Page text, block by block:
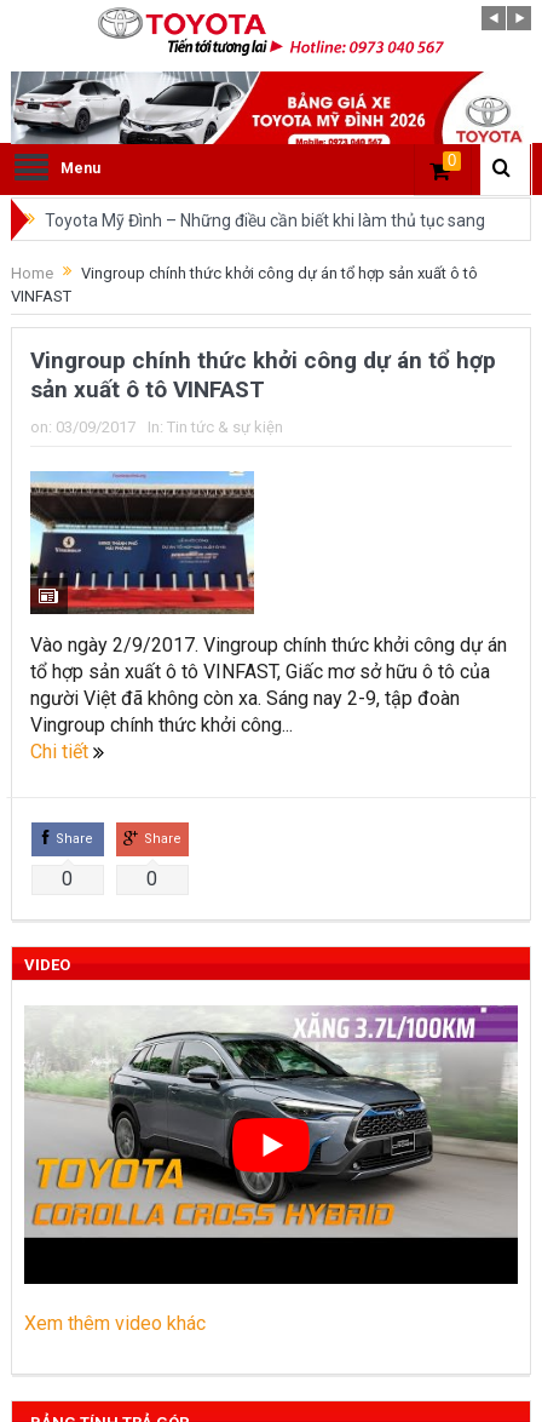
Menu 0
Toyota Mỹ Đình – Những điều cần biết khi làm thủ tục sang
tên ô tô trong cùng tỉnh.
So sánh Toyota Veloz Cross và Toyota Innova: Nên chọn xe
nào?
Đánh giá tổng quan về xe Toyota Veloz Cross 2022 HOT
nhất trên thị trường.
Những dòng xe của Toyota đang chiếm lĩnh tại thị trường
Việt Nam?
Toyota Việt Nam chính thức ra mắt Toyota Fortuner 2022 và
Land cruiser 2022 phiên bản mới
Toyota Raize phân khúc SUV cỡ nhỏ mới hứa hẹn nhiều đột
phá
“Bật mí” những thay đổi của Toyota Land Cruiser 2021 vừa
Những dòng xe Toyota đang phổ biến nhất trên thị trường
Việt Nam hiện nay.
Lựa chọn Toyota Corolla Cross hay Mazda CX-5 trong phân
khúc C – SUV?
Những thay đổi trên dòng xe Vios 2022
Home
Vingroup chính thức khởi công dự án tổ hợp sản xuất ô tô
VINFAST
Vingroup chính thức khởi công dự án tổ hợp
sản xuất ô tô VINFAST
on: 03/09/2017 In: Tin tức & sự kiện
Vào ngày 2/9/2017. Vingroup chính thức khởi công dự án
tổ hợp sản xuất ô tô VINFAST, Giấc mơ sở hữu ô tô của
người Việt đã không còn xa. Sáng nay 2-9, tập đoàn
Vingroup chính thức khởi công...
Chi tiết
Share
0
Share
0
VIDEO
Xem thêm video khác